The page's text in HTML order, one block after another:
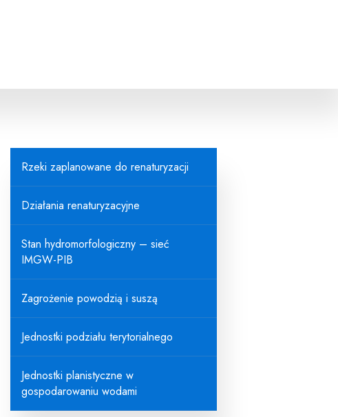
Rzeki zaplanowane do renaturyzacji
Działania renaturyzacyjne
Stan hydromorfologiczny – sieć
IMGW-PIB
Zagrożenie powodzią i suszą
Jednostki podziału terytorialnego
Jednostki planistyczne w
gospodarowaniu wodami